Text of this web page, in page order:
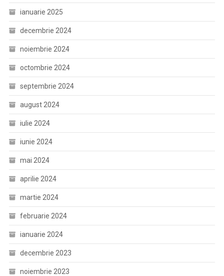
ianuarie 2025
decembrie 2024
noiembrie 2024
octombrie 2024
septembrie 2024
august 2024
iulie 2024
iunie 2024
mai 2024
aprilie 2024
martie 2024
februarie 2024
ianuarie 2024
decembrie 2023
noiembrie 2023